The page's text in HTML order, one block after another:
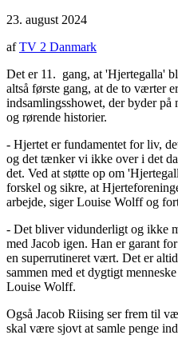
23. august 2024
afTV 2 Danmark
Det er 11. gang, at 'Hjertegalla'
altså første gang, at de to værter
indsamlingsshowet, der byder
og rørende historier.
- Hjertet er fundamentet for liv,
og det tænker vi ikke over i det
det. Ved at støtte op om
forskel og sikre, at
arbejde, siger Louise Wolff og
- Det bliver vidunderligt og ikke
med Jacob igen. Han er garant
en superrutineret vært. Det er
sammen med et dygtigt
Louise Wolff.
Også Jacob Riising ser frem til
skal være sjovt at samle penge